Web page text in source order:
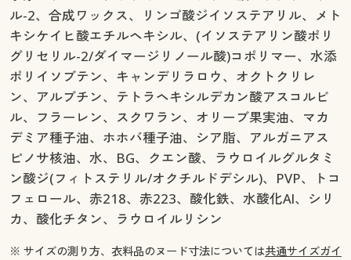
ル-2、合成ワックス、リンゴ酸ジイソステアリル、メト
キシケイヒ酸エチルヘキシル、(イソステアリン酸ポリ
グリセリル-2/ダイマージリノール酸)コポリマー、水添
ポリイソブテン、キャンデリラロウ、オクトクリレ
ン、アルブチン、テトラヘキシルデカン酸アスコルビ
ル、フラーレン、スクワラン、オリーブ果実油、マカ
デミア種子油、ホホバ種子油、シア脂、アルガニアス
ピノサ核油、水、BG、クエン酸、ラウロイルグルタミ
ン酸ジ(フィトステリル/オクチルドデシル)、PVP、トコ
フェロール、赤218、赤223、酸化鉄、水酸化Al、シリ
カ、酸化チタン、ラウロイルリシン
※ サイズの測り方、衣料品のヌード寸法については共通サイズガイ